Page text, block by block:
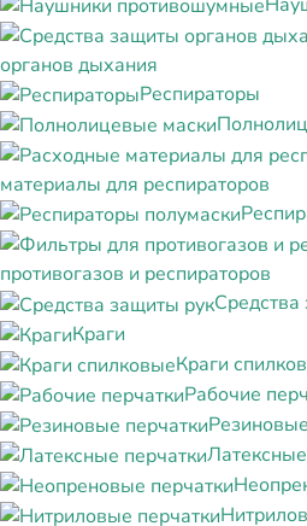
органов дыхания
Респираторы
материалы для респираторов
противогазов и респираторов
Краги
Краги
Рабочие